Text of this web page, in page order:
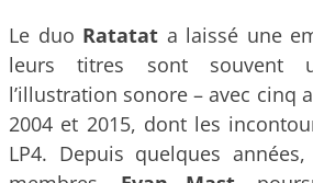
Le duo Ratatat a laissé une
leurs titres sont souvent
l’illustration sonore – avec cinq
2004 et 2015, dont les
LP4. Depuis quelques